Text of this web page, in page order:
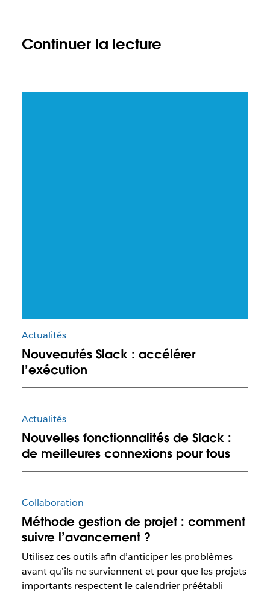
Continuer la lecture
Actualités
Nouveautés Slack : accélérer
l’exécution
Actualités
Nouvelles fonctionnalités de Slack :
de meilleures connexions pour tous
Collaboration
Méthode gestion de projet : comment
suivre l’avancement ?
Utilisez ces outils afin d’anticiper les problèmes
avant qu’ils ne surviennent et pour que les projets
importants respectent le calendrier préétabli